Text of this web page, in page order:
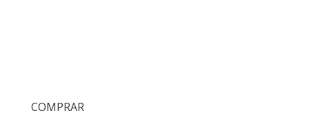
COMPRAR